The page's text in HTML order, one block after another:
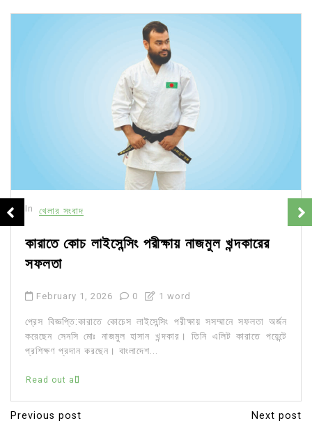
In খেলার সংবাদ
কারাতে কোচ লাইসেন্সিং পরীক্ষায় নাজমুল খন্দকারের
সফলতা
February 1, 2026 0 1 word
প্রেস বিজ্ঞপ্তি:কারাতে কোচেস লাইসেন্সিং পরীক্ষায় সসম্মানে সফলতা অর্জন
করেছেন সেনসি মোঃ নাজমুল হাসান খন্দকার। তিনি এলিট কারাতে পয়েন্টে
প্রশিক্ষণ প্রদান করছেন। বাংলাদেশ...
Read out all
P
Previous post Next post